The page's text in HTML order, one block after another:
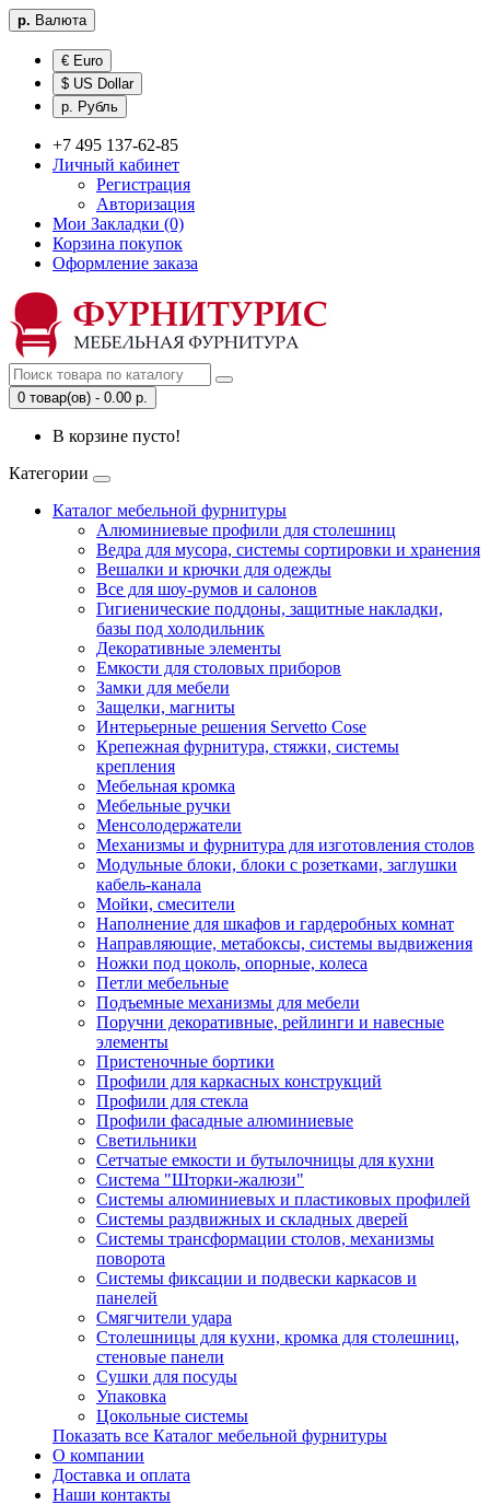
р. Валюта
€ Euro
$ US Dollar
р. Рубль
+7 495 137-62-85
Личный кабинет
Регистрация
Авторизация
Мои Закладки (0)
Корзина покупок
Оформление заказа
0 товар(ов) - 0.00 р.
В корзине пусто!
Категории
Каталог мебельной фурнитуры
Алюминиевые профили для столешниц
Ведра для мусора, системы сортировки и хранения
Вешалки и крючки для одежды
Все для шоу-румов и салонов
Гигиенические поддоны, защитные накладки,
базы под холодильник
Декоративные элементы
Емкости для столовых приборов
Замки для мебели
Защелки, магниты
Интерьерные решения Servetto Cose
Крепежная фурнитура, стяжки, системы
крепления
Мебельная кромка
Мебельные ручки
Менсолодержатели
Механизмы и фурнитура для изготовления столов
Модульные блоки, блоки с розетками, заглушки
кабель-канала
Мойки, смесители
Наполнение для шкафов и гардеробных комнат
Направляющие, метабоксы, системы выдвижения
Ножки под цоколь, опорные, колеса
Петли мебельные
Подъемные механизмы для мебели
Поручни декоративные, рейлинги и навесные
элементы
Пристеночные бортики
Профили для каркасных конструкций
Профили для стекла
Профили фасадные алюминиевые
Светильники
Сетчатые емкости и бутылочницы для кухни
Система "Шторки-жалюзи"
Системы алюминиевых и пластиковых профилей
Системы раздвижных и складных дверей
Системы трансформации столов, механизмы
поворота
Системы фиксации и подвески каркасов и
панелей
Смягчители удара
Столешницы для кухни, кромка для столешниц,
стеновые панели
Сушки для посуды
Упаковка
Цокольные системы
Показать все Каталог мебельной фурнитуры
О компании
Доставка и оплата
Наши контакты